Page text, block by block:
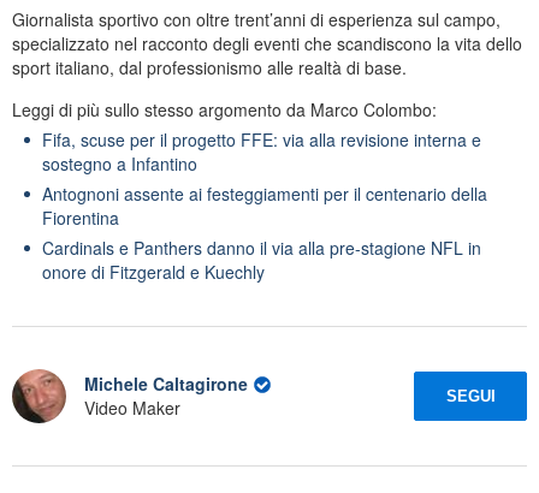
Giornalista sportivo con oltre trent’anni di esperienza sul campo,
specializzato nel racconto degli eventi che scandiscono la vita dello
sport italiano, dal professionismo alle realtà di base.
Leggi di più sullo stesso argomento da Marco Colombo:
Fifa, scuse per il progetto FFE: via alla revisione interna e
sostegno a Infantino
Antognoni assente ai festeggiamenti per il centenario della
Fiorentina
Cardinals e Panthers danno il via alla pre-stagione NFL in
onore di Fitzgerald e Kuechly
Michele Caltagirone
Video Maker
SEGUI